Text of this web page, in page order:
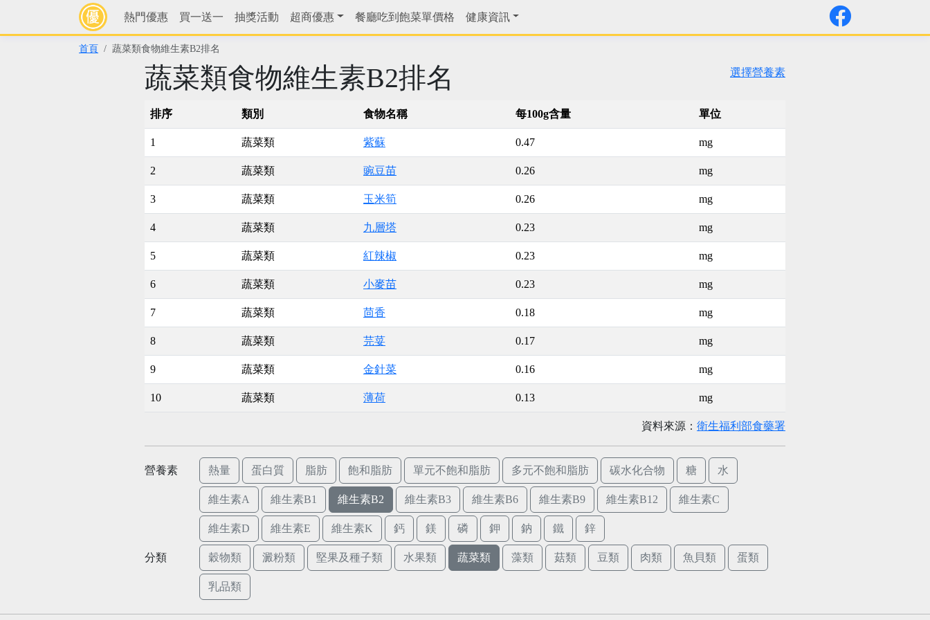
熱門優惠 買一送一 抽獎活動 超商優惠 餐廳吃到飽菜單價格 健康資訊
首頁 蔬菜類食物維生素B2排名
選擇營養素
蔬菜類食物維生素B2排名
排序 類別 食物名稱 每100g含量 單位
1 蔬菜類 紫蘇 0.47 mg
2 蔬菜類 豌豆苗 0.26 mg
3 蔬菜類 玉米筍 0.26 mg
4 蔬菜類 九層塔 0.23 mg
5 蔬菜類 紅辣椒 0.23 mg
6 蔬菜類 小麥苗 0.23 mg
7 蔬菜類 茴香 0.18 mg
8 蔬菜類 芫荽 0.17 mg
9 蔬菜類 金針菜 0.16 mg
10 蔬菜類 薄荷 0.13 mg
資料來源： 衛生福利部食藥署
營養素 熱量 蛋白質 脂肪 飽和脂肪 單元不飽和脂肪 多元不飽和脂肪 碳水化合物 糖 水
維生素A 維生素B1 維生素B2 維生素B3 維生素B6 維生素B9 維生素B12 維生素C
維生素D 維生素E 維生素K 鈣 鎂 磷 鉀 鈉 鐵 鋅
分類 穀物類 澱粉類 堅果及種子類 水果類 蔬菜類 藻類 菇類 豆類 肉類 魚貝類 蛋類
乳品類